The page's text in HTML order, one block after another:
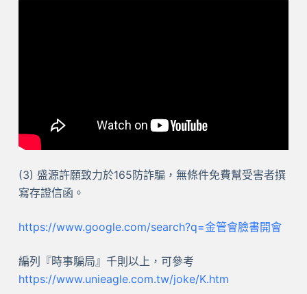
(3) 盛源許願致力於165防詐騙，無條件免費幫受害者撰
寫存證信函。
https://www.google.com/search?q=金管會臉書開會
編列『時事騙局』千則以上，可參考
https://www.unieagle.com.tw/joke/K.htm